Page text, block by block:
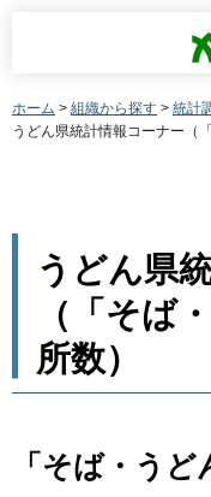
ホーム > 組織から探す > 統計
うどん県統計情報コーナー（
うどん県
（「そば
所数）
「そば・う